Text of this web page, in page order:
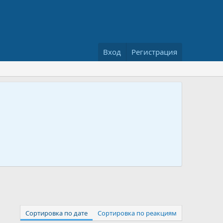
Вход Регистрация
Сортировка по дате Сортировка по реакциям